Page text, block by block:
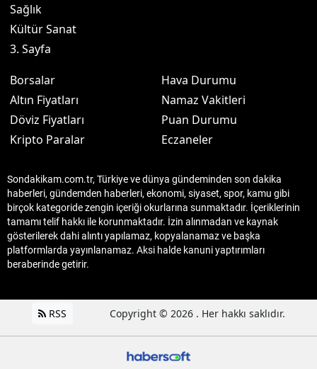
Sağlık
Kültür Sanat
3. Sayfa
Borsalar
Altın Fiyatları
Döviz Fiyatları
Kripto Paralar
Hava Durumu
Namaz Vakitleri
Puan Durumu
Eczaneler
Sondakikam.com.tr, Türkiye ve dünya gündeminden son dakika
haberleri, gündemden haberleri, ekonomi, siyaset, spor, kamu gibi
birçok kategoride zengin içeriği okurlarına sunmaktadır. İçeriklerinin
tamamı telif hakkı ile korunmaktadır. İzin alınmadan ve kaynak
gösterilerek dahi alıntı yapılamaz, kopyalanamaz ve başka
platformlarda yayınlanamaz. Aksi halde kanuni yaptırımları
beraberinde getirir.
RSS Copyright © 2026 . Her hakkı saklıdır.